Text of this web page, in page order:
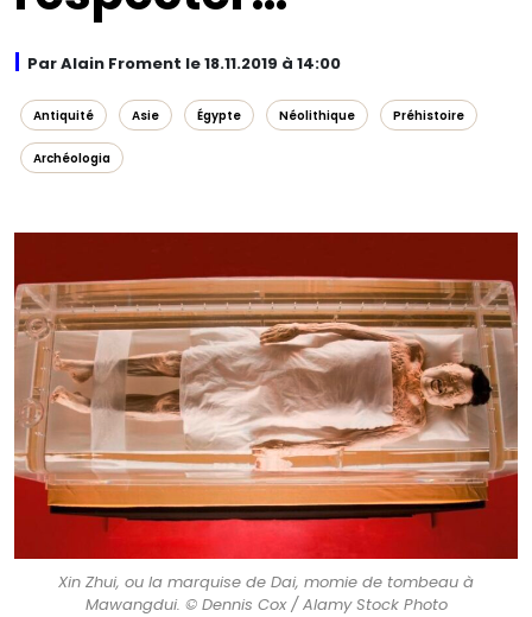
Par Alain Froment le 18.11.2019 à 14:00
Antiquité Asie Égypte Néolithique Préhistoire
Archéologia
Xin Zhui, ou la marquise de Dai, momie de tombeau à
Mawangdui. © Dennis Cox / Alamy Stock Photo